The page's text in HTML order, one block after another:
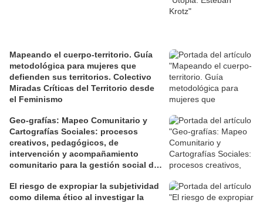
Mapeando el cuerpo-territorio. Guía
metodológica para mujeres que
defienden sus territorios. Colectivo
Miradas Críticas del Territorio desde
el Feminismo
Geo-grafías: Mapeo Comunitario y
Cartografías Sociales: procesos
creativos, pedagógicos, de
intervención y acompañamiento
comunitario para la gestión social de
El riesgo de expropiar la subjetividad
como dilema ético al investigar la